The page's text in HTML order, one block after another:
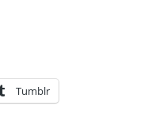
Tumblr